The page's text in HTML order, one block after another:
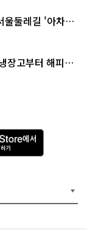
울둘레길 '아차산
장고부터 해피소